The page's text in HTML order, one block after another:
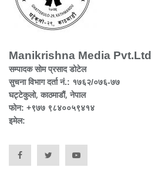
Manikrishna Media Pvt.Ltd
सम्पादक सोम प्रसाद डोटेल
सुचना विभाग दर्ता नं.: १७६२/०७६-७७
घट्टेकुलो, काठमाडौं, नेपाल
फोन: +९७७ ९८४००५९४१४
इमेल: